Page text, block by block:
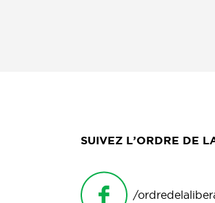
SUIVEZ L’ORDRE DE
/